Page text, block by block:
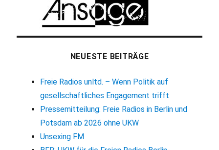
NEUESTE BEITRÄGE
Freie Radios unltd. – Wenn Politik auf
gesellschaftliches Engagement trifft
Pressemitteilung: Freie Radios in Berlin und
Potsdam ab 2026 ohne UKW
Unsexing FM